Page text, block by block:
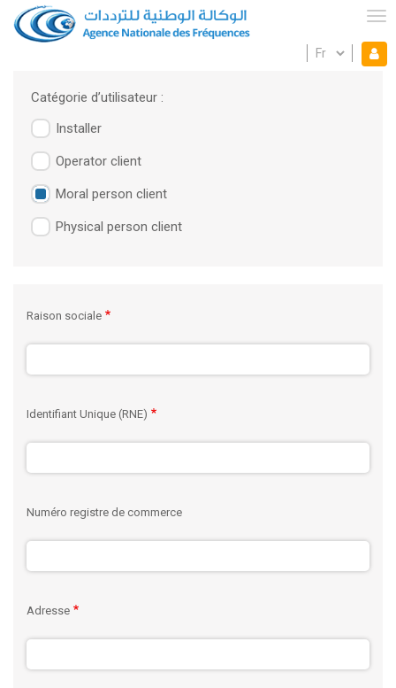
Aller
au
contenu
Mon espace
Select
Catégorie d’utilisateur :
Onglets
principaux
Installer
Operator client
Moral person client
Physical person client
Raison sociale
Identifiant Unique (RNE)
Numéro registre de commerce
Adresse